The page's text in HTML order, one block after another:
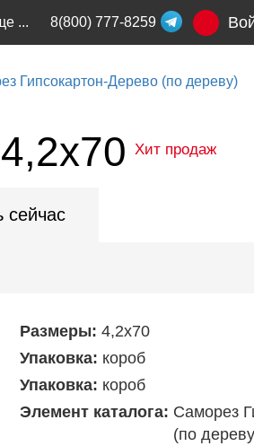
... 8(800) 777-8259
Гипсокартон-Дерево (по дереву)
Хит продаж
сейчас
Размеры: 4,2х70
Упаковка: короб
Упаковка: короб
Элемент каталога: Саморез
(по